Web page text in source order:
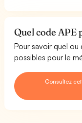
Quel code APE
Pour savoir quel ou
possibles pour le
Consultez